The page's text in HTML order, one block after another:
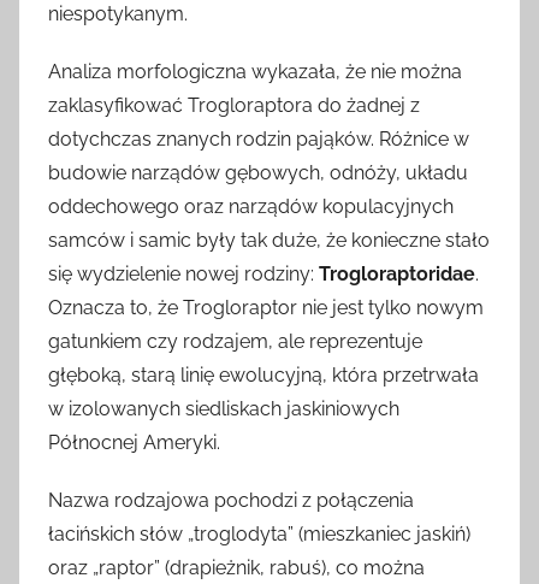
niespotykanym.
Analiza morfologiczna wykazała, że nie można
zaklasyfikować Trogloraptora do żadnej z
dotychczas znanych rodzin pająków. Różnice w
budowie narządów gębowych, odnóży, układu
oddechowego oraz narządów kopulacyjnych
samców i samic były tak duże, że konieczne stało
się wydzielenie nowej rodziny: Trogloraptoridae.
Oznacza to, że Trogloraptor nie jest tylko nowym
gatunkiem czy rodzajem, ale reprezentuje
głęboką, starą linię ewolucyjną, która przetrwała
w izolowanych siedliskach jaskiniowych
Północnej Ameryki.
Nazwa rodzajowa pochodzi z połączenia
łacińskich słów „troglodyta” (mieszkaniec jaskiń)
oraz „raptor” (drapieżnik, rabuś), co można